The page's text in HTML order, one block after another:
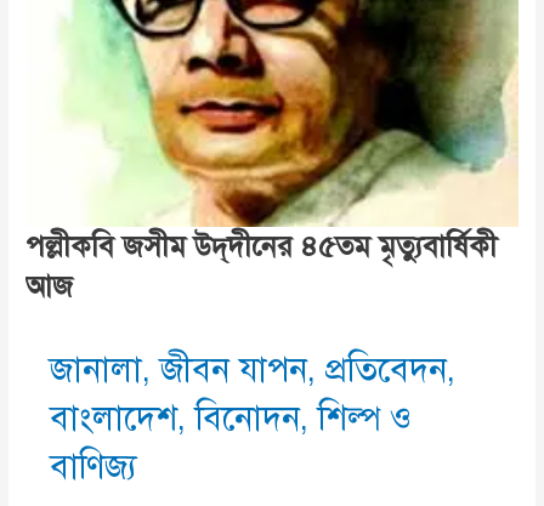
পল্লীকবি জসীম উদ্‌দীনের ৪৫তম মৃত্যুবার্ষিকী
আজ
জানালা,জীবন যাপন,প্রতিবেদন,
বাংলাদেশ,বিনোদন,শিল্প ও
বাণিজ্য